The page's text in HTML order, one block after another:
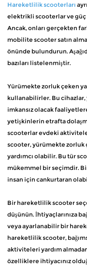
Hareketlilik scooterları
elektrikli scooterlar ve güç
Ancak, onları gerçekten
mobilite scooter satın
önünde bulundurun.
bazıları listelenmiştir.
Yürümekte zorluk çeken
kullanabilirler. Bu cihazlar,
imkansız olacak
yetişkinlerin etrafta
scooterlar evdeki
scooter, yürümekte zorluk
yardımcı olabilir. Bu tür
mükemmel bir seçimdir.
insan için cankurtaran
Bir hareketlilik scooter
düşünün. İhtiyaçlarınıza
veya ayarlanabilir bir
hareketlilik scooter,
aktiviteleri yardım
özelliklere ihtiyacınız